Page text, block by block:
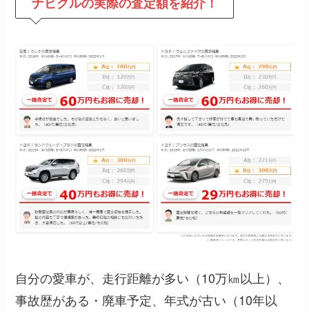
自分の愛車が、走行距離が多い（10万㎞以上）、
事故歴がある・廃車予定、年式が古い（10年以